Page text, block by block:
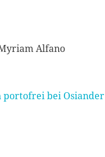
Alfano
portofrei bei Osiander